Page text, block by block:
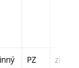
PZ zk